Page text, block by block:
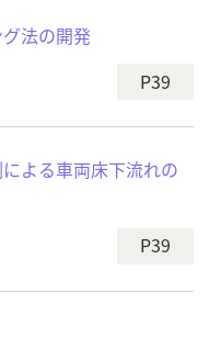
法の開発
P39
よる車両床下流れの
P39